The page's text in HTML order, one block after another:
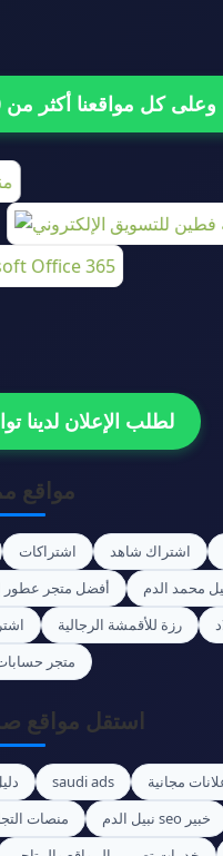
أكثر من 50 موقع - للطلب تواصل معنا من هنا
لطلب الإعلان لدينا
مواقع
اشتراك شاهد اشتراكات
محمد الدم أفضل متجر عطور
رزة للأقمشة الرجالية
متجر
استقل مواقع
مجانية saudi ads
خبير seo نبيل الدم منصات